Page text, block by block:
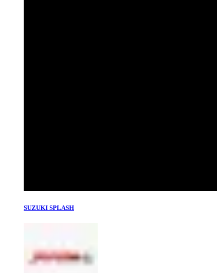
SUZUKI SPLASH